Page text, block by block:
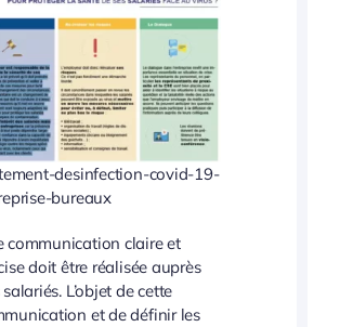
desinfection-covid-19-
bureaux
communication claire et
doit être réalisée auprès
L’objet de cette
et de définir les